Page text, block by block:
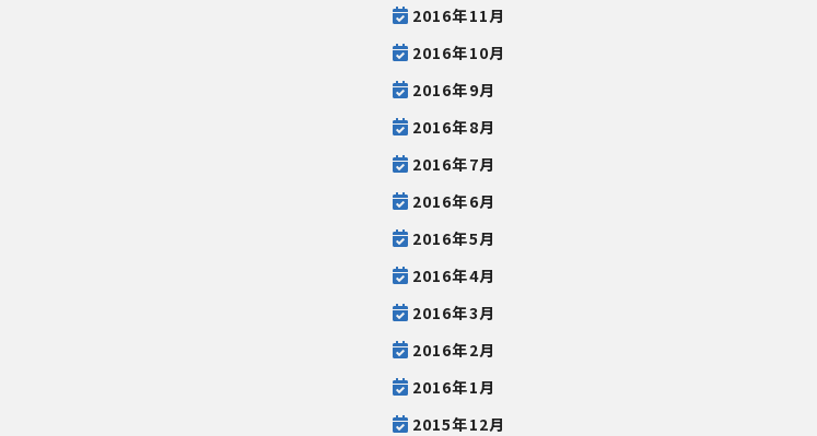
2016年11月
2016年10月
2016年9月
2016年8月
2016年7月
2016年6月
2016年5月
2016年4月
2016年3月
2016年2月
2016年1月
2015年12月